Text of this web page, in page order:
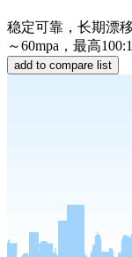
稳定可靠，长期漂
～60mpa，最高